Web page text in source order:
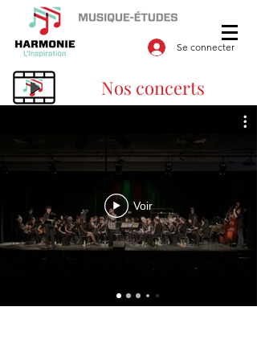
Se connecter
Nos concerts
Voir